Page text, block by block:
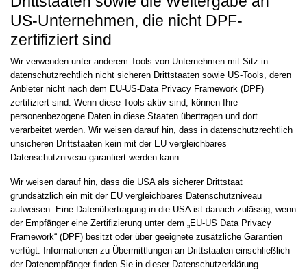
US-Unternehmen, die nicht DPF-
zertifiziert sind
Wir verwenden unter anderem Tools von Unternehmen mit Sitz in
datenschutzrechtlich nicht sicheren Drittstaaten sowie US-Tools, deren
Anbieter nicht nach dem EU-US-Data Privacy Framework (DPF)
zertifiziert sind. Wenn diese Tools aktiv sind, können Ihre
personenbezogene Daten in diese Staaten übertragen und dort
verarbeitet werden. Wir weisen darauf hin, dass in datenschutzrechtlich
unsicheren Drittstaaten kein mit der EU vergleichbares
Datenschutzniveau garantiert werden kann.
Wir weisen darauf hin, dass die USA als sicherer Drittstaat
grundsätzlich ein mit der EU vergleichbares Datenschutzniveau
aufweisen. Eine Datenübertragung in die USA ist danach zulässig, wenn
der Empfänger eine Zertifizierung unter dem „EU-US Data Privacy
Framework“ (DPF) besitzt oder über geeignete zusätzliche Garantien
verfügt. Informationen zu Übermittlungen an Drittstaaten einschließlich
der Datenempfänger finden Sie in dieser Datenschutzerklärung.